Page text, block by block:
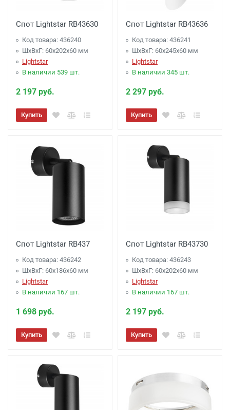
Спот Lightstar RB43630
Код товара: 436240
ШхВхГ: 60x202x60 мм
Lightstar
В наличии 539 шт.
2 197 руб.
Купить
Спот Lightstar RB43636
Код товара: 436241
ШхВхГ: 60x245x60 мм
Lightstar
В наличии 345 шт.
2 297 руб.
Купить
Спот Lightstar RB437
Код товара: 436242
ШхВхГ: 60x186x60 мм
Lightstar
В наличии 167 шт.
1 698 руб.
Купить
Спот Lightstar RB43730
Код товара: 436243
ШхВхГ: 60x202x60 мм
Lightstar
В наличии 167 шт.
2 197 руб.
Купить